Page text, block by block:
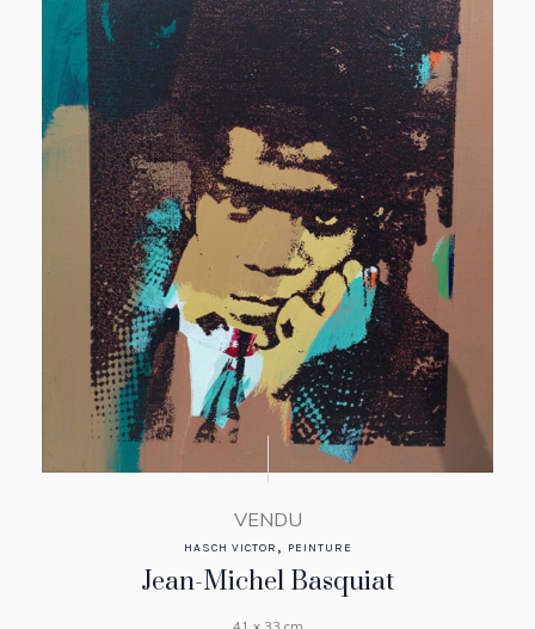
VENDU
HASCH VICTOR , PEINTURE
Jean-Michel Basquiat